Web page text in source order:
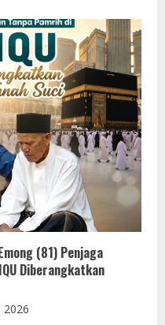
(81) Penjaga
Diberangkatkan
2026